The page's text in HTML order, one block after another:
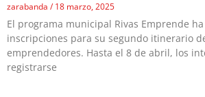
zarabanda 18 marzo, 2025
El programa municipal Rivas Emprende
inscripciones para su segundo itinerario
emprendedores. Hasta el 8 de abril, los
registrarse